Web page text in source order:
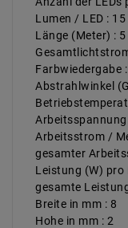
Lumen / LED : 15
Länge (Meter) : 5
Farbwiedergabe
Abstrahlwinkel
Arbeitsstrom /
gesamter
Leistung (W) pro
gesamte
Breite in mm : 8
Hohe in mm : 2